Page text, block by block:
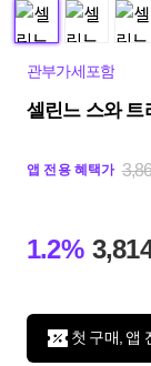
관부가세포함
셀린느 스와 트
앱 전용 혜택가
1.2%
첫 구매, 앱